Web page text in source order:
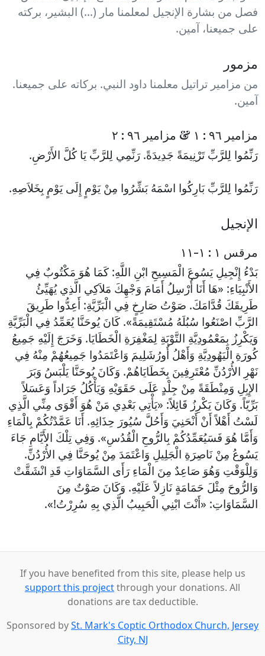
فصل من بشارة الإنجيل لمعلمنا مار (...) البشير، بركته
على جميعنا، آمين.
مزمور
من مزامير تراتيل معلمنا داود النبي. بركاته على جميعنا.
آمين.
مزامير ٩٦ : ١ & مزامير ٩٦ : ٢
رَنِّمُوا لِلرَّبِّ تَرْنِيمَةً جَدِيدَةً. رَنِّمِي لِلرَّبِّ يَا كُلَّ الأَرْضِ.
رَنِّمُوا لِلرَّبِّ بَارِكُوا اسْمَهُ بَشِّرُوا مِنْ يَوْمٍ إِلَى يَوْمٍ بِخَلاَصِهِ.
الإنجيل
مرقس ١ : ١-١١
بَدْءُ إِنْجِيلِ يَسُوعَ الْمَسِيحِ ابْنِ اللَّهِ: كَمَا هُوَ مَكْتُوبٌ فِي
الأَنْبِيَاءِ: «هَا أَنَا أُرْسِلُ أَمَامَ وَجْهِكَ مَلاَكِي الَّذِي يُهَيِّئُ
طَرِيقَكَ قُدَّامَكَ. صَوْتُ صَارِخٍ فِي الْبَرِّيَّةِ: أَعِدُّوا طَرِيقَ
الرَّبِّ اصْنَعُوا سُبُلَهُ مُسْتَقِيمَةً». كَانَ يُوحَنَّا يُعَمِّدُ فِي الْبَرِّيَّةِ
وَيَكْرِزُ بِمَعْمُودِيَّةِ التَّوْبَةِ لِمَغْفِرَةِ الْخَطَايَا. وَخَرَجَ إِلَيْهِ جَمِيعُ
كُورَةِ الْيَهُودِيَّةِ وَأَهْلُ أُورُشَلِيمَ وَاعْتَمَدُوا جَمِيعُهُمْ مِنْهُ فِي
نَهْرِ الأُرْدُنِّ مُعْتَرِفِينَ بِخَطَايَاهُمْ. وَكَانَ يُوحَنَّا يَلْبَسُ وَبَرَ
الإِبِلِ وَمِنْطَقَةً مِنْ جِلْدٍ عَلَى حَقَوَيْهِ وَيَأْكُلُ جَرَاداً وَعَسَلاً
بَرِّيّاً. وَكَانَ يَكْرِزُ قَائِلاً: «يَأْتِي بَعْدِي مَنْ هُوَ أَقْوَى مِنِّي الَّذِي
لَسْتُ أَهْلاً أَنْ أَنْحَنِيَ وَأَحُلَّ سُيُورَ حِذَائِهِ. أَنَا عَمَّدْتُكُمْ بِالْمَاءِ
وَأَمَّا هُوَ فَسَيُعَمِّدُكُمْ بِالرُّوحِ الْقُدُسِ». وَفِي تِلْكَ الأَيَّامِ جَاءَ
يَسُوعُ مِنْ نَاصِرَةِ الْجَلِيلِ وَاعْتَمَدَ مِنْ يُوحَنَّا فِي الأُرْدُنِّ.
وَلِلْوَقْتِ وَهُوَ صَاعِدٌ مِنَ الْمَاءِ رَأَى السَّمَاوَاتِ قَدِ انْشَقَّتْ
وَالرُّوحَ مِثْلَ حَمَامَةٍ نَازِلاً عَلَيْهِ. وَكَانَ صَوْتٌ مِنَ
السَّمَاوَاتِ: «أَنْتَ ابْنِي الْحَبِيبُ الَّذِي بِهِ سُرِرْتُ!».
If you have benefited from this site, please help us
support this projectthrough your donations. All
donations are tax deductible.
Sponsored bySt. Mark's Coptic Orthodox Church, Jersey
City, NJ